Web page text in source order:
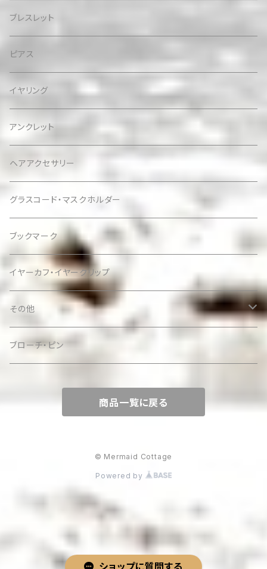
ショップに質問する
ブレスレット
ピアス
イヤリング
アンクレット
ヘアアクセサリー
グラスコード・マスクホルダー
ブックマーク
イヤーカフ・イヤークリップ
その他
ケース
ブローチ・ピン
商品一覧に戻る
© Mermaid Cottage
Powered by